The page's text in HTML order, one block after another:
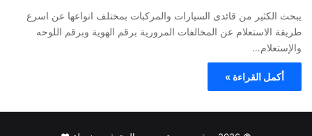
يبحث الكثير من قائدى السيارات والمركبات بمختلف انواعها عن اسرع
طريقة الاستعلام عن المخالفات المرورية برقم الهوية وبرقم اللوحه
والإستعلام…
أكمل القراءة »